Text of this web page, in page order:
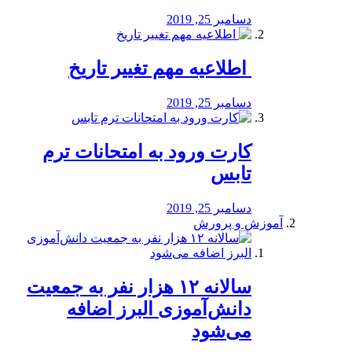
دسامبر 25, 2019
️ اطلاعیه مهم تغییر تاریخ
دسامبر 25, 2019
کارت ورود به امتحانات ترم
تابس
دسامبر 25, 2019
آموزش و پرورش
️سالانه ۱۲ هزار نفر به جمعیت
دانش‌آموزی البرز اضافه
می‌شود